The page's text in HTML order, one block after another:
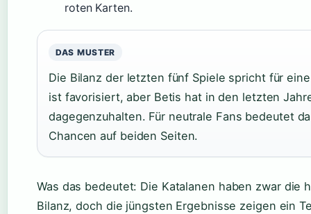
roten Karten.
DAS MUSTER
Die Bilanz der letzten fünf Spiele spricht für
ist favorisiert, aber Betis hat in den letzten
dagegenzuhalten. Für neutrale Fans bedeutet
Chancen auf beiden Seiten.
Was das bedeutet: Die Katalanen haben zwar die
Bilanz, doch die jüngsten Ergebnisse zeigen ein